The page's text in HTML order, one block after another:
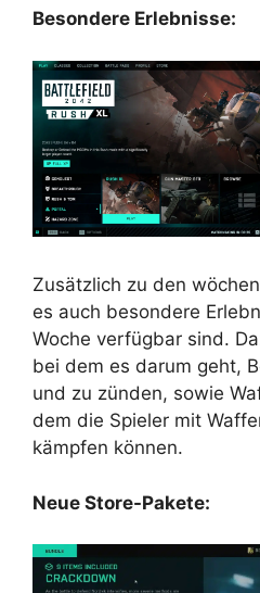
Besondere Erlebnisse:
Zusätzlich zu den
es auch besondere
Woche verfügbar sind.
bei dem es darum geht,
und zu zünden, sowie
dem die Spieler mit
kämpfen können.
Neue Store-Pakete: